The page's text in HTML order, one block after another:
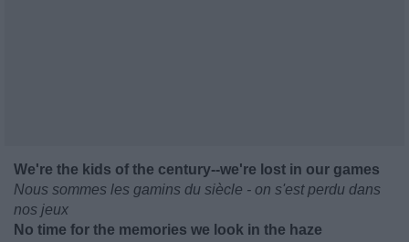
We're the kids of the century--we're lost in our games
Nous sommes les gamins du siècle - on s'est perdu dans
nos jeux
No time for the memories we look in the haze